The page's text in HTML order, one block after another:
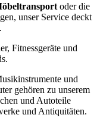
oder die
unser Service deckt
Fitnessgeräte und
und
gehören zu unserem
und Autoteile
und Antiquitäten.